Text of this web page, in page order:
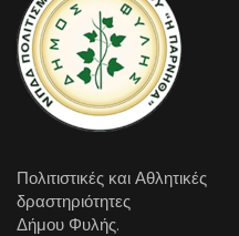
Πολιτιστικές και Αθλητικές
δραστηριότητες
Δήμου Φυλής.